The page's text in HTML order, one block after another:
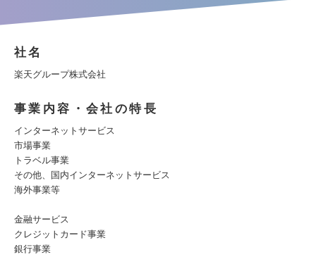
社名
楽天グループ株式会社
事業内容・会社の特長
インターネットサービス
市場事業
トラベル事業
その他、国内インターネットサービス
海外事業等
金融サービス
クレジットカード事業
銀行事業